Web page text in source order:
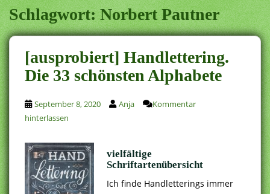
n
c
o
n
t
e
n
t
Schlagwort:Norbert Pautner
[ausprobiert] Handlettering.
Die 33 schönsten Alphabete
September 8, 2020 Anja
Kommentar
hinterlassen
vielfältige
Schriftartenübersicht
Ich finde Handletterings immer